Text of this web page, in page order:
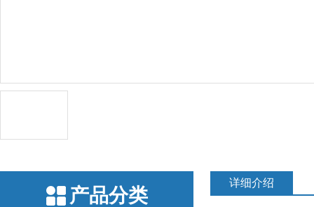
产品分类
详细介绍